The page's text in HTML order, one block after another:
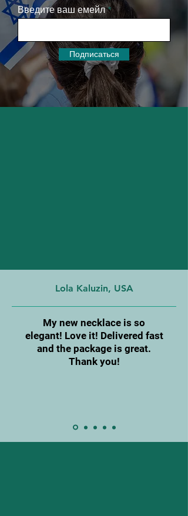
Введите ваш емейл
Подписаться
Lola Kaluzin, USA
My new necklace is so
elegant! Love it! Delivered fast
and the package is great.
Thank you!